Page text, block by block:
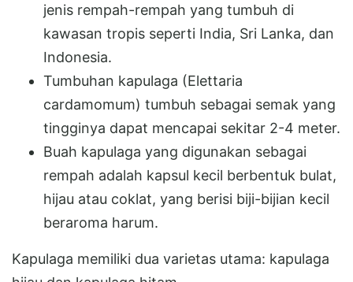
jenis rempah-rempah yang tumbuh di
kawasan tropis seperti India, Sri Lanka, dan
Indonesia.
Tumbuhan kapulaga (Elettaria
cardamomum) tumbuh sebagai semak yang
tingginya dapat mencapai sekitar 2-4 meter.
Buah kapulaga yang digunakan sebagai
rempah adalah kapsul kecil berbentuk bulat,
hijau atau coklat, yang berisi biji-bijian kecil
beraroma harum.
Kapulaga memiliki dua varietas utama: kapulaga